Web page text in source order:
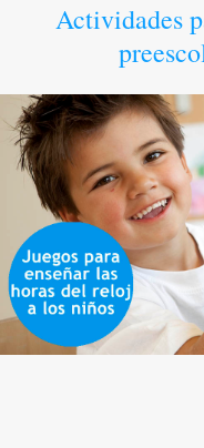
Actividades